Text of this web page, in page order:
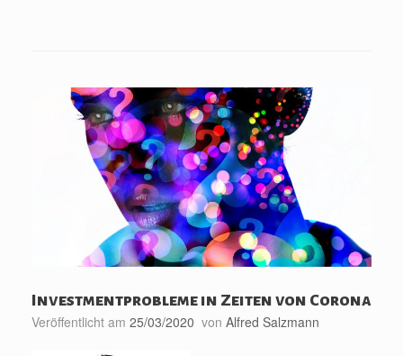
Investmentprobleme in Zeiten von Corona
Veröffentlicht am 25/03/2020 von Alfred Salzmann